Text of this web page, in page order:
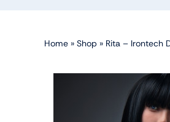
Home » Shop » Rita – Irontech